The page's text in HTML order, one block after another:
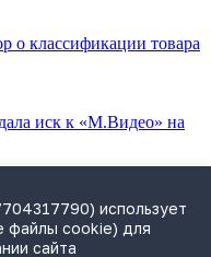
о классификации товара
иск к «М.Видео» на
управленияиспользует
файлы cookie) для
сайта